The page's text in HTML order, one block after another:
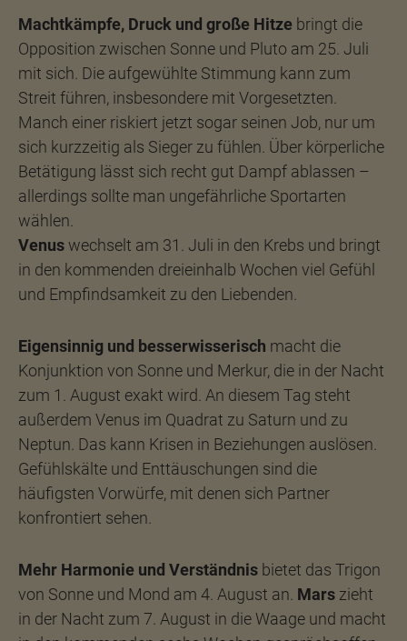
Machtkämpfe, Druck und große Hitze bringt die
Opposition zwischen Sonne und Pluto am 25. Juli
mit sich. Die aufgewühlte Stimmung kann zum
Streit führen, insbesondere mit Vorgesetzten.
Manch einer riskiert jetzt sogar seinen Job, nur um
sich kurzzeitig als Sieger zu fühlen. Über körperliche
Betätigung lässt sich recht gut Dampf ablassen –
allerdings sollte man ungefährliche Sportarten
wählen.
Venuswechselt am 31. Juli in den Krebs und bringt
in den kommenden dreieinhalb Wochen viel Gefühl
und Empfindsamkeit zu den Liebenden.
Eigensinnig und besserwisserisch macht die
Konjunktion von Sonne und Merkur, die in der Nacht
zum 1. August exakt wird. An diesem Tag steht
außerdem Venus im Quadrat zu Saturn und zu
Neptun. Das kann Krisen in Beziehungen auslösen.
Gefühlskälte und Enttäuschungen sind die
häufigsten Vorwürfe, mit denen sich Partner
konfrontiert sehen.
Mehr Harmonie und Verständnis bietet das Trigon
von Sonne und Mond am 4. August an. Mars zieht
in der Nacht zum 7. August in die Waage und macht